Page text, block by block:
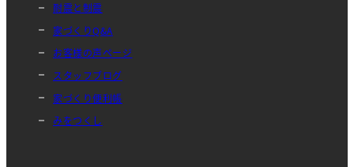
耐震と制震
家づくりQ&A
お客様の声ページ
スタッフブログ
家づくり便利帳
みをつくし